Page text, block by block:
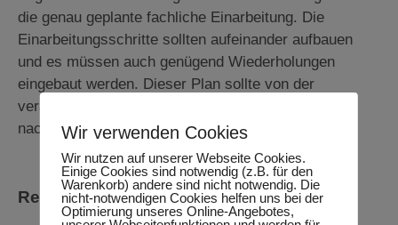
die genau geplante fachliche Einarbeitung. Die
Einarbeitungsschritte sollten aufeinander aufbauen
und es müssen auch genügend Wiederholungen
eingebaut werden. Dieser Plan sollte von der
verantwortlichen Führungskraft regelmäßig
nachgehalten werden.
Regelmäßiges Feedback
Wir verwenden Cookies
Wir nutzen auf unserer Webseite Cookies.
Einige Cookies sind notwendig (z.B. für den
Warenkorb) andere sind nicht notwendig. Die
nicht-notwendigen Cookies helfen uns bei der
Optimierung unseres Online-Angebotes,